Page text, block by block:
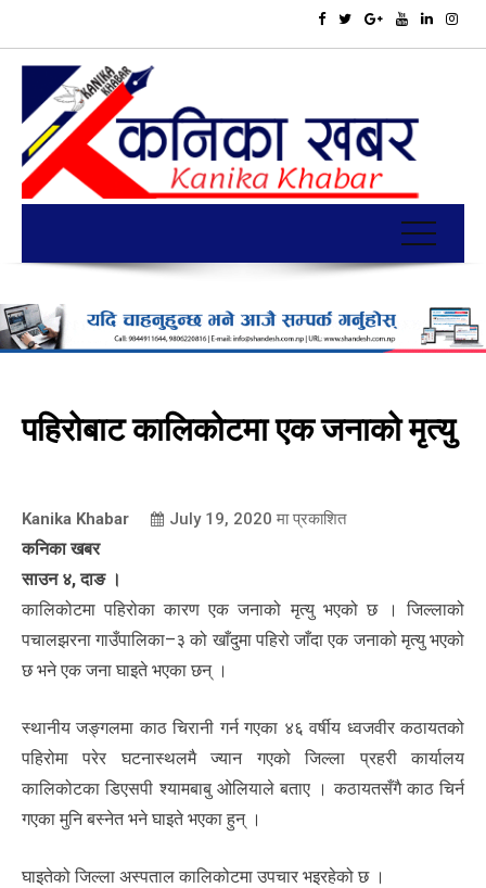
पहिरोबाट कालिकोटमा एक जनाको मृत्यु
Kanika Khabar July 19, 2020 मा प्रकाशित
कनिका खबर
साउन ४, दाङ ।
कालिकोटमा पहिरोका कारण एक जनाको मृत्यु भएको छ । जिल्लाको
पचालझरना गाउँपालिका–३ को खाँदुमा पहिरो जाँदा एक जनाको मृत्यु भएको
छ भने एक जना घाइते भएका छन् ।
स्थानीय जङ्गलमा काठ चिरानी गर्न गएका ४६ वर्षीय ध्वजवीर कठायतको
पहिरोमा परेर घटनास्थलमै ज्यान गएको जिल्ला प्रहरी कार्यालय
कालिकोटका डिएसपी श्यामबाबु ओलियाले बताए । कठायतसँगै काठ चिर्न
गएका मुनि बस्नेत भने घाइते भएका हुन् ।
घाइतेको जिल्ला अस्पताल कालिकोटमा उपचार भइरहेको छ ।